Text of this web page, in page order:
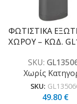
ΦΩΤΙΣΤΙΚΑ
ΧΩΡΟΥ – ΚΩΔ.
SKU:
Χωρίς
SKU:
49.80 €